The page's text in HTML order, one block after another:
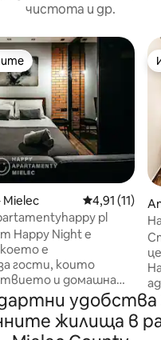
чистота и др.
Средна
4,91 (11)
pl
Happy Night е
е
гости, които
и домашната
гледка от
Мелец и
удобства
жилища в